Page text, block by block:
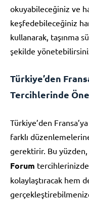
okuyabileceğiniz ve
keşfedebileceğiniz
kullanarak, taşınma
şekilde
Türkiye’den
Tercihlerinde
Türkiye’den
farklı
gerektirir. Bu yüzden,
Forum tercihlerinizde
kolaylaştıracak hem